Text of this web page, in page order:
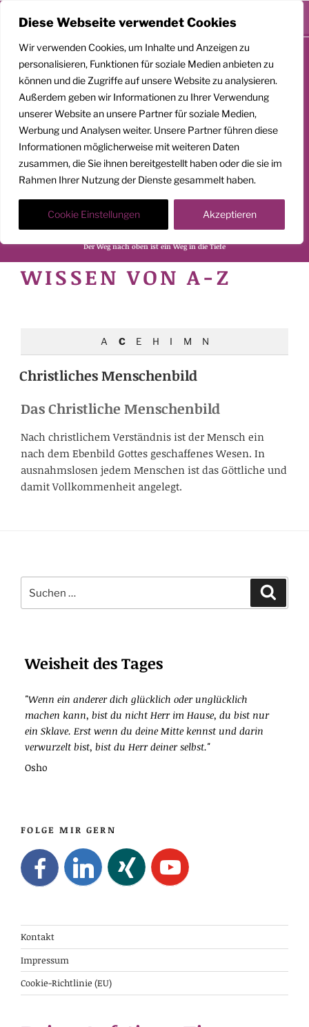
Diese Webseite verwendet Cookies
Wir verwenden Cookies, um Inhalte und Anzeigen zu
personalisieren, Funktionen für soziale Medien anbieten zu
können und die Zugriffe auf unsere Website zu analysieren.
Außerdem geben wir Informationen zu Ihrer Verwendung
unserer Website an unsere Partner für soziale Medien,
Werbung und Analysen weiter. Unsere Partner führen diese
Informationen möglicherweise mit weiteren Daten
zusammen, die Sie ihnen bereitgestellt haben oder die sie im
Rahmen Ihrer Nutzung der Dienste gesammelt haben.
Cookie Einstellungen Akzeptieren
Zum
springen
GEMEINSAM
AUFSTEIGEN
Transformationscoach | Architekt der Befreiung
Der Weg nach oben ist ein Weg in die Tiefe
Menü
WISSEN VON A-Z
A C E H I M N
Christliches Menschenbild
Das Christliche Menschenbild
Nach christlichem Verständnis ist der Mensch ein
nach dem Ebenbild Gottes geschaffenes Wesen. In
ausnahmslosen jedem Menschen ist das Göttliche und
damit Vollkommenheit angelegt.
nach:
Weisheit des Tages
"Wenn ein anderer dich glücklich oder unglücklich
machen kann, bist du nicht Herr im Hause, du bist nur
ein Sklave. Erst wenn du deine Mitte kennst und darin
verwurzelt bist, bist du Herr deiner selbst."
Osho
FOLGE MIR GERN
Kontakt
Impressum
Cookie-Richtlinie (EU)